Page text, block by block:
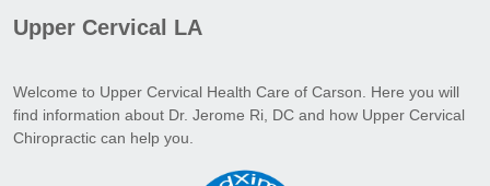
Upper Cervical LA
Welcome to Upper Cervical Health Care of Carson. Here you will
find information about Dr. Jerome Ri, DC and how Upper Cervical
Chiropractic can help you.